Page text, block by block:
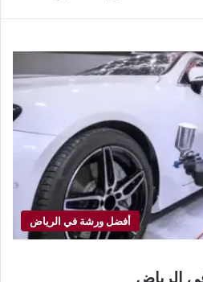
أفضل ورشة في الرياض